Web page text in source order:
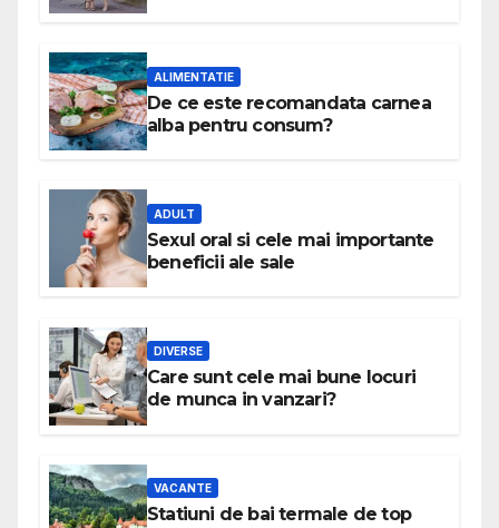
ALIMENTATIE
De ce este recomandata carnea
alba pentru consum?
ADULT
Sexul oral si cele mai importante
beneficii ale sale
DIVERSE
Care sunt cele mai bune locuri
de munca in vanzari?
VACANTE
Statiuni de bai termale de top